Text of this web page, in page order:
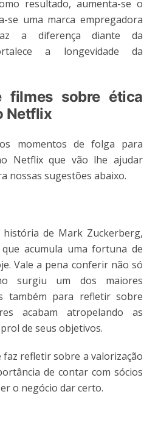
resultado, aumenta-se o
se uma marca empregadora
a diferença diante da
a longevidade da
filmes sobre ética
Netflix
momentos de folga para
Netflix que vão lhe ajudar
nossas sugestões abaixo.
de Mark Zuckerberg,
acumula uma fortuna de
Vale a pena conferir não só
surgiu um dos maiores
também para refletir sobre
acabam atropelando as
de seus objetivos.
faz refletir sobre a valorização
de contar com sócios
o negócio dar certo.